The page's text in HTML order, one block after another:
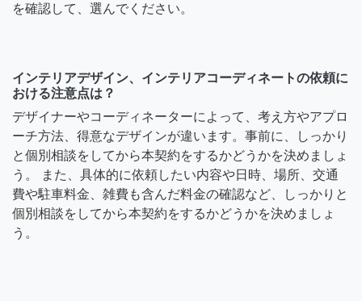
を確認して、選んでください。
インテリアデザイン、インテリアコーディネートの依頼に
おける注意点は？
デザイナーやコーディネーターによって、考え方やアプロ
ーチ方法、得意なデザインが違います。事前に、しっかり
と個別相談をしてから本契約をするかどうかを決めましょ
う。 また、具体的に依頼したい内容や日時、場所、交通
費や駐車料金、雑費も含んだ料金の確認など、しっかりと
個別相談をしてから本契約をするかどうかを決めましょ
う。